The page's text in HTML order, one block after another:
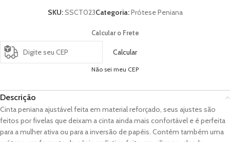
SKU:SSCT023Categoria:Prótese Peniana
Calcular o Frete
Calcular
Não sei meu CEP
Descrição
Cinta peniana ajustável feita em material reforçado, seus ajustes são
feitos por fivelas que deixam a cinta ainda mais confortável e é perfeita
para a mulher ativa ou para a inversão de papéis. Contém também uma